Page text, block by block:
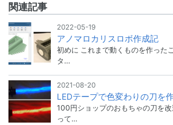
関連記事
2022-05-19
アノマロカリスロボ作成記
初めに これまで動くものを作った
タ…
2021-08-20
LEDテープで色変わりの刀を
100円ショップのおもちゃの刀を
って…